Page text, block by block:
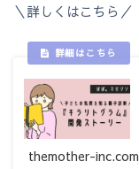
＼詳しくはこちら／
themother-inc.com